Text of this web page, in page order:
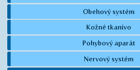
Obehový systém
Kožné tkanivo
Pohybový aparát
Nervový systém